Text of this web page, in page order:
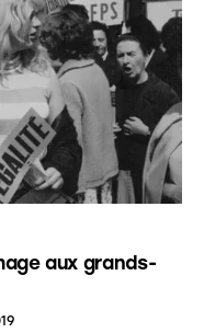
aux grands-